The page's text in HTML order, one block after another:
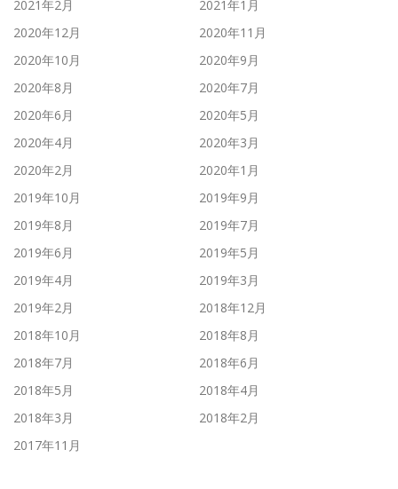
2021年2月
2021年1月
2020年12月
2020年11月
2020年10月
2020年9月
2020年8月
2020年7月
2020年6月
2020年5月
2020年4月
2020年3月
2020年2月
2020年1月
2019年10月
2019年9月
2019年8月
2019年7月
2019年6月
2019年5月
2019年4月
2019年3月
2019年2月
2018年12月
2018年10月
2018年8月
2018年7月
2018年6月
2018年5月
2018年4月
2018年3月
2018年2月
2017年11月